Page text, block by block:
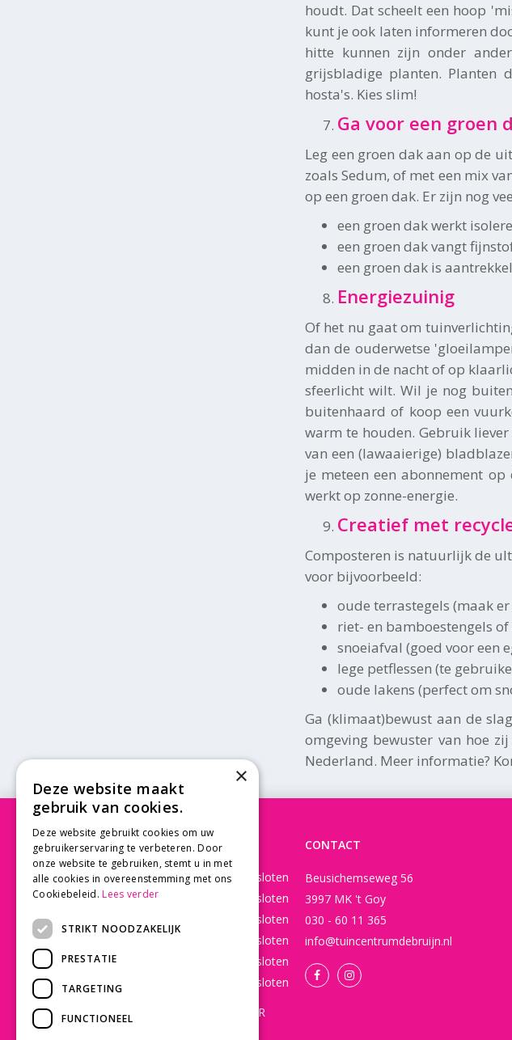
houdt. Dat scheelt een hoop
kunt je ook laten informeren
hitte kunnen zijn onder
grijsbladige planten. Planten
hosta's. Kies slim!
Ga voor een groen
Leg een groen dak aan op de
zoals Sedum, of met een mix
op een groen dak. Er zijn nog
een groen dak werkt
een groen dak vangt
een groen dak is
Energiezuinig
Of het nu gaat om
dan de ouderwetse
midden in de nacht of op
sfeerlicht wilt. Wil je nog
buitenhaard of koop een
warm te houden. Gebruik
van een (lawaaierige)
je meteen een abonnement
werkt op zonne-energie.
Creatief met
Composteren is natuurlijk de
voor bijvoorbeeld:
oude terrastegels (maak
riet- en bamboestengels
snoeiafval (goed voor een
lege petflessen (te
oude lakens (perfect om
Ga (klimaat)bewust aan de
omgeving bewuster van hoe
Nederland. Meer informatie?
OPENINGSTIJDEN
Maandag
Gesloten
Dinsdag
Gesloten
Gesloten
Gesloten
Vrijdag
Gesloten
Zaterdag
Gesloten
WEBSHOP OPEN 24/7 365 DAGEN PER
CONTACT
Beusichemseweg 56
3997 MK 't Goy
030 - 60 11 365
info@tuincentrumdebruijn.nl
×
Deze website maakt
gebruik van cookies.
Deze website gebruikt cookies om uw
gebruikerservaring te verbeteren. Door
onze website te gebruiken, stemt u in met
alle cookies in overeenstemming met ons
Cookiebeleid. Lees verder
STRIKT NOODZAKELIJK
PRESTATIE
TARGETING
FUNCTIONEEL